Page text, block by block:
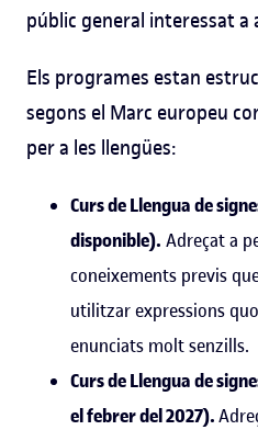
públic general interessat a
Els programes estan
segons el Marc europeu
per a les llengües:
Curs de Llengua de
disponible). Adreçat a
coneixements previs
utilitzar expressions
enunciats molt senzills.
Curs de Llengua de
el febrer del 2027).